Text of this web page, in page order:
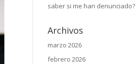
saber si me han denunciado?
Archivos
marzo 2026
febrero 2026